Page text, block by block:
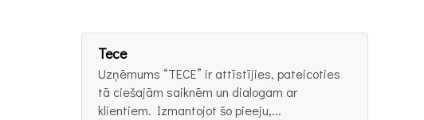
Tece
Uzņēmums “TECE” ir attīstījies, pateicoties
tā ciešajām saiknēm un dialogam ar
klientiem. Izmantojot šo pieeju,...